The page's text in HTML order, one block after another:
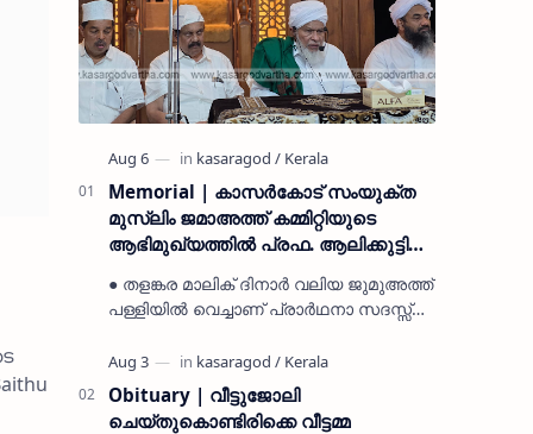
Memorial | കാസർകോട് സംയുക്ത
മുസ്ലിം ജമാഅത്ത് കമ്മിറ്റിയുടെ
ആഭിമുഖ്യത്തിൽ പ്രഫ. ആലിക്കുട്ടി
മുസ്ലിയാർ അനുസ്മരണം നടത്തി
● തളങ്കര മാലിക് ദിനാർ വലിയ ജുമുഅത്ത്
പള്ളിയിൽ വെച്ചാണ് പ്രാർഥനാ സദസ്സ്
ഉമർ മുസ്ലിയാർ പരിപാടിക്ക് നേതൃത്വം
നൽകി കാസ…
Obituary | വീട്ടുജോലി
ചെയ്തുകൊണ്ടിരിക്കെ വീട്ടമ്മ